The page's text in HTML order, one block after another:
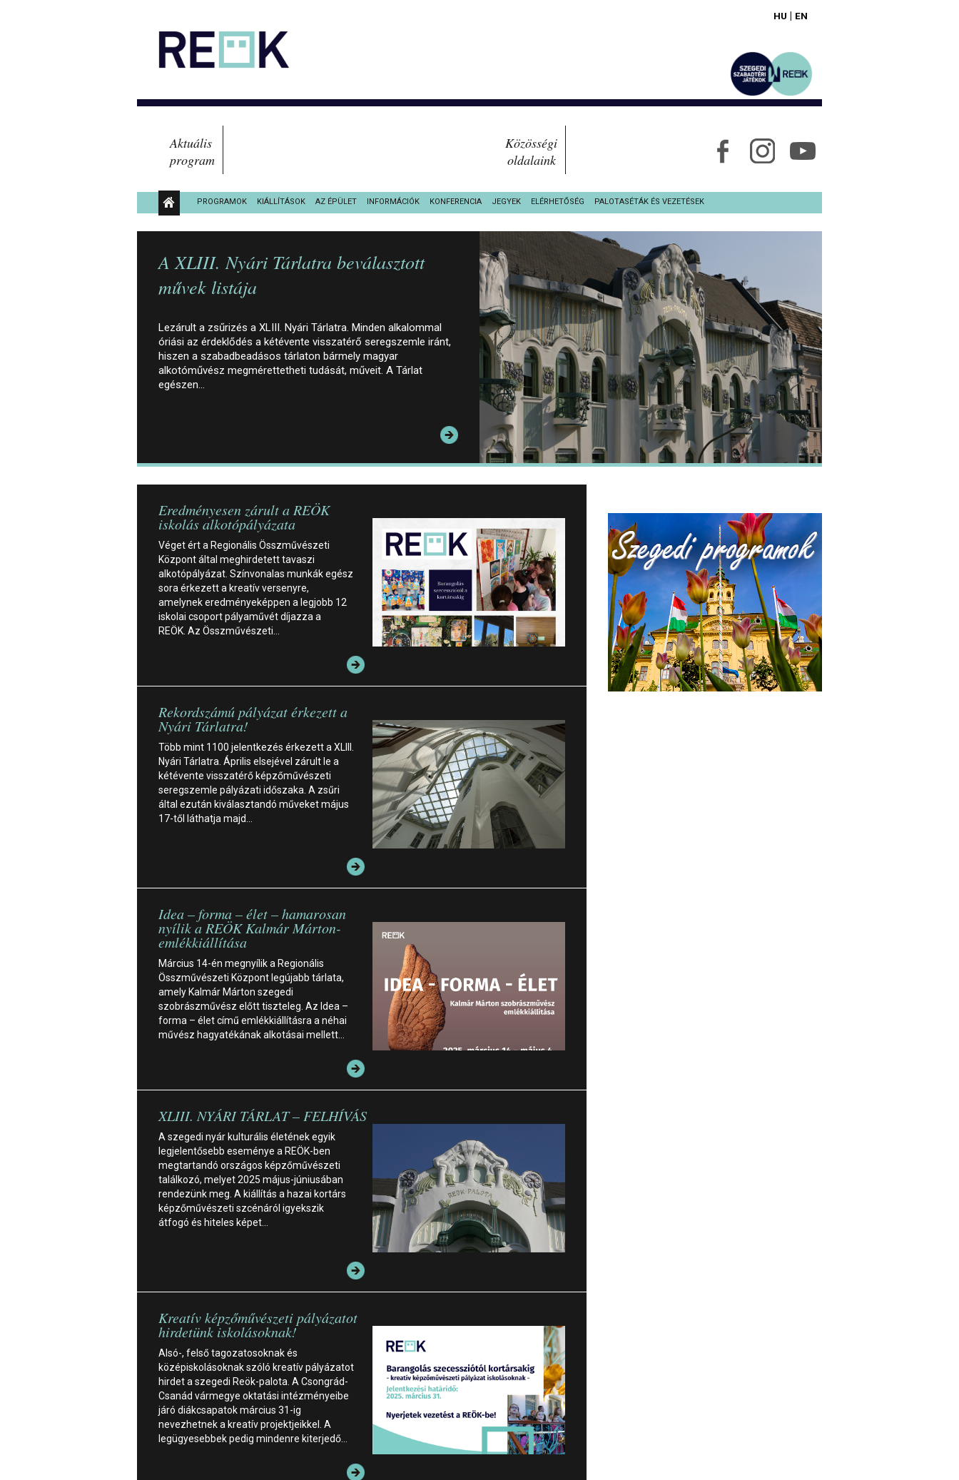
Aktuális
program
Közösségi
oldalaink
HU | EN
PROGRAMOK KIÁLLÍTÁSOK AZ ÉPÜLET INFORMÁCIÓK KONFERENCIA JEGYEK ELÉRHETŐSÉG PALOTASÉTÁK ÉS VEZETÉSEK
KÖZÉRDEKŰ ADATOK
A XLIII. Nyári Tárlatra beválasztott
művek listája
Lezárult a zsűrizés a XLIII. Nyári Tárlatra. Minden alkalommal
óriási az érdeklődés a kétévente visszatérő seregszemle iránt,
hiszen a szabadbeadásos tárlaton bármely magyar
alkotóművész megmérettetheti tudását, műveit. A Tárlat
egészen…
Eredményesen zárult a REÖK
iskolás alkotópályázata
Véget ért a Regionális Összművészeti
Központ által meghirdetett tavaszi
alkotópályázat. Színvonalas munkák egész
sora érkezett a kreatív versenyre,
amelynek eredményeképpen a legjobb 12
iskolai csoport pályaművét díjazza a
REÖK. Az Összművészeti…
Rekordszámú pályázat érkezett a
Nyári Tárlatra!
Több mint 1100 jelentkezés érkezett a XLIII.
Nyári Tárlatra. Április elsejével zárult le a
kétévente visszatérő képzőművészeti
seregszemle pályázati időszaka. A zsűri
által ezután kiválasztandó műveket május
17-től láthatja majd…
Idea – forma – élet – hamarosan
nyílik a REÖK Kalmár Márton-
emlékkiállítása
Március 14-én megnyílik a Regionális
Összművészeti Központ legújabb tárlata,
amely Kalmár Márton szegedi
szobrászművész előtt tiszteleg. Az Idea –
forma – élet című emlékkiállításra a néhai
művész hagyatékának alkotásai mellett…
XLIII. NYÁRI TÁRLAT – FELHÍVÁS
A szegedi nyár kulturális életének egyik
legjelentősebb eseménye a REÖK-ben
megtartandó országos képzőművészeti
találkozó, melyet 2025 május-júniusában
rendezünk meg. A kiállítás a hazai kortárs
képzőművészeti szcénáról igyekszik
átfogó és hiteles képet…
Kreatív képzőművészeti pályázatot
hirdetünk iskolásoknak!
Alsó-, felső tagozatosoknak és
középiskolásoknak szóló kreatív pályázatot
hirdet a szegedi Reök-palota. A Csongrád-
Csanád vármegye oktatási intézményeibe
járó diákcsapatok március 31-ig
nevezhetnek a kreatív projektjeikkel. A
legügyesebbek pedig mindenre kiterjedő…